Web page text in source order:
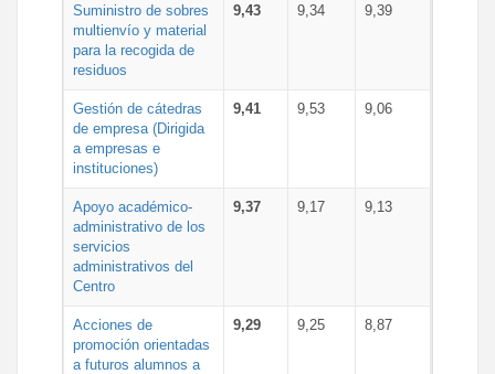
Suministro de sobres
multienvío y material
para la recogida de
residuos
9,43 9,34 9,39
Gestión de cátedras
de empresa (Dirigida
a empresas e
instituciones)
9,41 9,53 9,06
Apoyo académico-
administrativo de los
servicios
administrativos del
Centro
9,37 9,17 9,13
Acciones de
promoción orientadas
a futuros alumnos a
9,29 9,25 8,87